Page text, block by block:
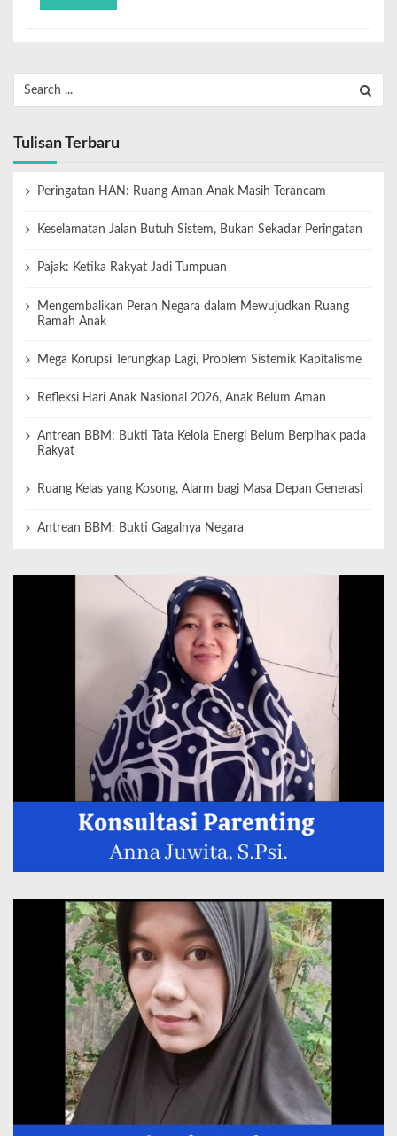
Tulisan Terbaru
Peringatan HAN: Ruang Aman Anak Masih Terancam
Keselamatan Jalan Butuh Sistem, Bukan Sekadar Peringatan
Pajak: Ketika Rakyat Jadi Tumpuan
Mengembalikan Peran Negara dalam Mewujudkan Ruang
Ramah Anak
Mega Korupsi Terungkap Lagi, Problem Sistemik Kapitalisme
Refleksi Hari Anak Nasional 2026, Anak Belum Aman
Antrean BBM: Bukti Tata Kelola Energi Belum Berpihak pada
Rakyat
Ruang Kelas yang Kosong, Alarm bagi Masa Depan Generasi
Antrean BBM: Bukti Gagalnya Negara